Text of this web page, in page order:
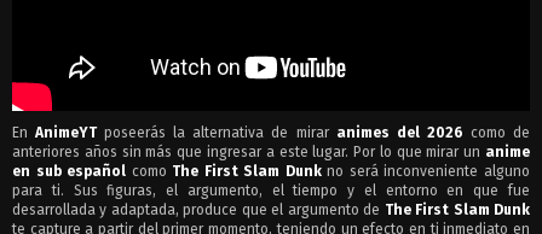
EnAnimeYTposeerás la alternativa de mirar animes del 2026 como de
anteriores años sin más que ingresar a este lugar. Por lo que mirar un anime
en sub español como The First Slam Dunkno será inconveniente alguno
para ti. Sus figuras, el argumento, el tiempo y el entorno en que fue
desarrollada y adaptada, produce que el argumento de The First Slam Dunk
te capture a partir del primer momento, teniendo un efecto en ti inmediato en